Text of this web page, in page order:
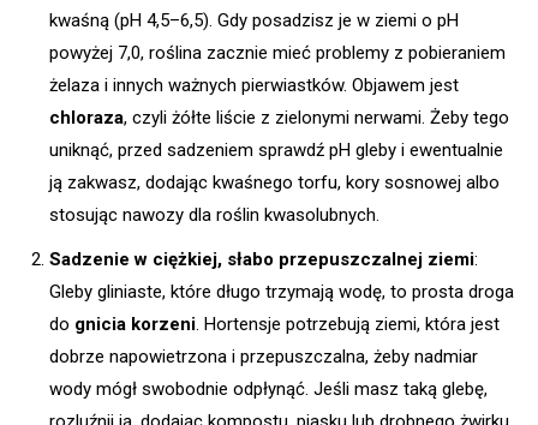
kwaśną (pH 4,5–6,5). Gdy posadzisz je w ziemi o pH
powyżej 7,0, roślina zacznie mieć problemy z pobieraniem
żelaza i innych ważnych pierwiastków. Objawem jest
chloraza, czyli żółte liście z zielonymi nerwami. Żeby tego
uniknąć, przed sadzeniem sprawdź pH gleby i ewentualnie
ją zakwasz, dodając kwaśnego torfu, kory sosnowej albo
stosując nawozy dla roślin kwasolubnych.
Sadzenie w ciężkiej, słabo przepuszczalnej ziemi:
Gleby gliniaste, które długo trzymają wodę, to prosta droga
do gnicia korzeni . Hortensje potrzebują ziemi, która jest
dobrze napowietrzona i przepuszczalna, żeby nadmiar
wody mógł swobodnie odpłynąć. Jeśli masz taką glebę,